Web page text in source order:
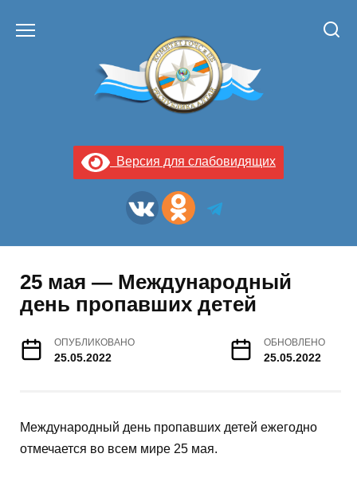
Версия для слабовидящих
25 мая — Международный
день пропавших детей
ОПУБЛИКОВАНО
25.05.2022
ОБНОВЛЕНО
25.05.2022
Международный день пропавших детей ежегодно
отмечается во всем мире 25 мая.